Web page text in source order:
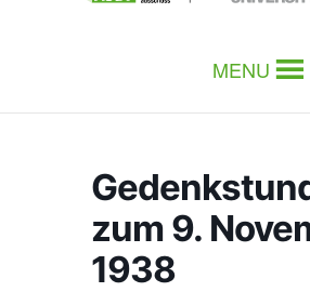
MENU
zum 9.
1938